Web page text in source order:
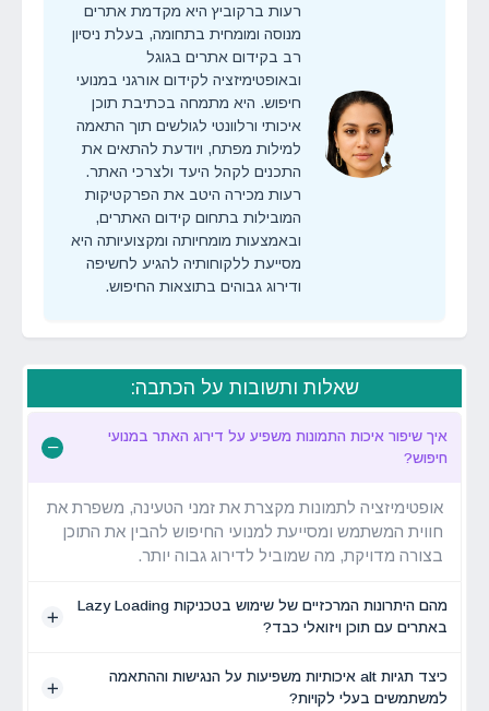
רעות ברקוביץ היא מקדמת אתרים
מנוסה ומומחית בתחומה, בעלת ניסיון
רב בקידום אתרים בגוגל
ובאופטימיזציה לקידום אורגני במנועי
חיפוש. היא מתמחה בכתיבת תוכן
איכותי ורלוונטי לגולשים תוך התאמה
למילות מפתח, ויודעת להתאים את
התכנים לקהל היעד ולצרכי האתר.
רעות מכירה היטב את הפרקטיקות
המובילות בתחום קידום האתרים,
ובאמצעות מומחיותה ומקצועיותה היא
מסייעת ללקוחותיה להגיע לחשיפה
ודירוג גבוהים בתוצאות החיפוש.
שאלות ותשובות על הכתבה:
איך שיפור איכות התמונות משפיע על דירוג האתר במנועי
חיפוש?
אופטימיזציה לתמונות מקצרת את זמני הטעינה, משפרת את
חווית המשתמש ומסייעת למנועי החיפוש להבין את התוכן
בצורה מדויקת, מה שמוביל לדירוג גבוה יותר.
מהם היתרונות המרכזיים של שימוש בטכניקות Lazy Loading
באתרים עם תוכן ויזואלי כבד?
כיצד תגיות alt איכותיות משפיעות על הנגישות וההתאמה
למשתמשים בעלי לקויות?